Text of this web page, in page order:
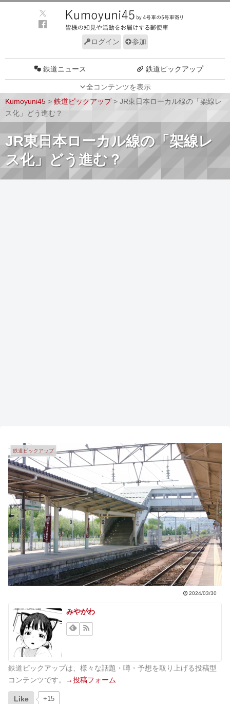
ログイン 参加
全コンテンツを表示
鉄道ニュース 鉄道ピックアップ
車両技術
Kumoyuni45 > 鉄道ピックアップ> JR東日本ローカル線の「架線レ
ス化」どう進む？
JR東日本ローカル線の「架線レ
ス化」どう進む？
鉄道ピックアップ
2024/03/30
みやがわ
鉄道ピックアップは、様々な話題・噂・予想を取り上げる投稿型
コンテンツです。
→投稿フォーム
Like +15